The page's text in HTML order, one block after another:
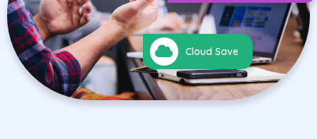
Cloud Save